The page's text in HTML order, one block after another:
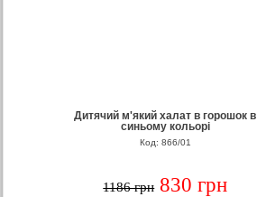
Дитячий м'який халат в горошок в
синьому кольорі
Код: 866/01
1186 грн 830 грн